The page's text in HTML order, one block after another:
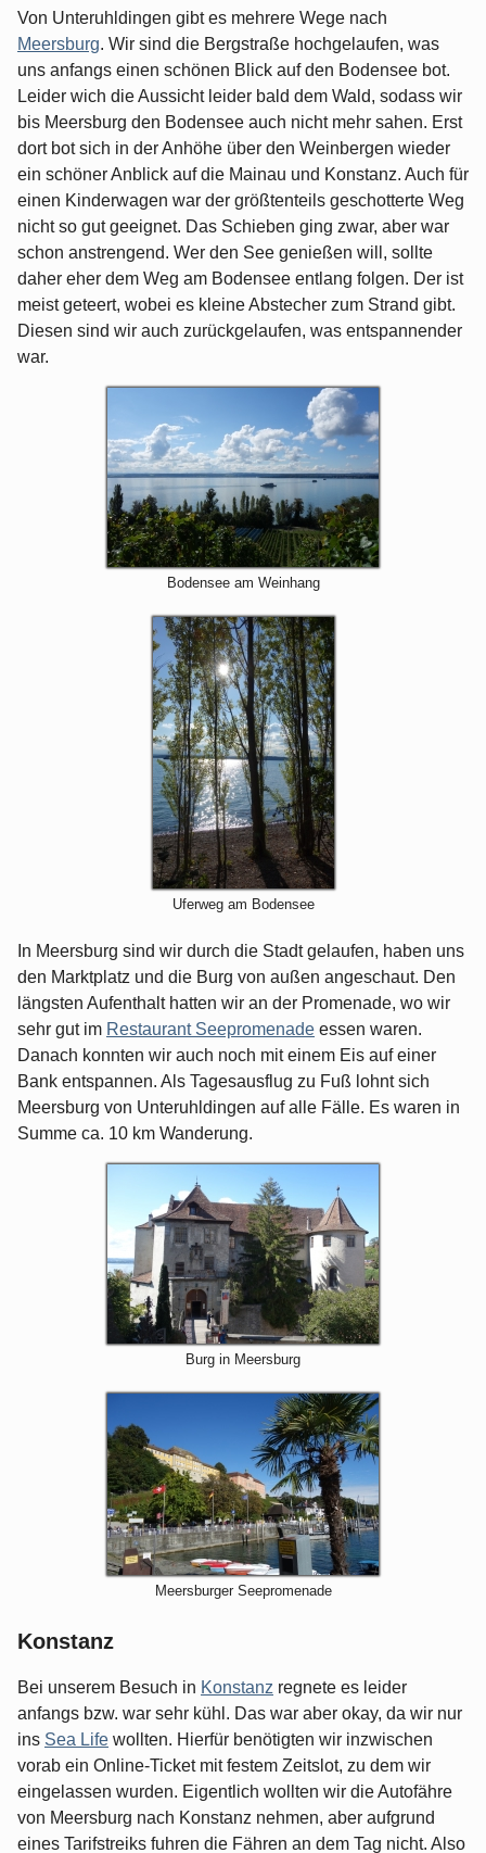
Von Unteruhldingen gibt es mehrere Wege nach
Meersburg. Wir sind die Bergstraße hochgelaufen, was
uns anfangs einen schönen Blick auf den Bodensee bot.
Leider wich die Aussicht leider bald dem Wald, sodass wir
bis Meersburg den Bodensee auch nicht mehr sahen. Erst
dort bot sich in der Anhöhe über den Weinbergen wieder
ein schöner Anblick auf die Mainau und Konstanz. Auch für
einen Kinderwagen war der größtenteils geschotterte Weg
nicht so gut geeignet. Das Schieben ging zwar, aber war
schon anstrengend. Wer den See genießen will, sollte
daher eher dem Weg am Bodensee entlang folgen. Der ist
meist geteert, wobei es kleine Abstecher zum Strand gibt.
Diesen sind wir auch zurückgelaufen, was entspannender
war.
Bodensee am Weinhang
Uferweg am Bodensee
In Meersburg sind wir durch die Stadt gelaufen, haben uns
den Marktplatz und die Burg von außen angeschaut. Den
längsten Aufenthalt hatten wir an der Promenade, wo wir
sehr gut im Restaurant Seepromenade essen waren.
Danach konnten wir auch noch mit einem Eis auf einer
Bank entspannen. Als Tagesausflug zu Fuß lohnt sich
Meersburg von Unteruhldingen auf alle Fälle. Es waren in
Summe ca. 10 km Wanderung.
Burg in Meersburg
Meersburger Seepromenade
Konstanz
Bei unserem Besuch in Konstanz regnete es leider
anfangs bzw. war sehr kühl. Das war aber okay, da wir nur
ins Sea Life wollten. Hierfür benötigten wir inzwischen
vorab ein Online-Ticket mit festem Zeitslot, zu dem wir
eingelassen wurden. Eigentlich wollten wir die Autofähre
von Meersburg nach Konstanz nehmen, aber aufgrund
eines Tarifstreiks fuhren die Fähren an dem Tag nicht. Also